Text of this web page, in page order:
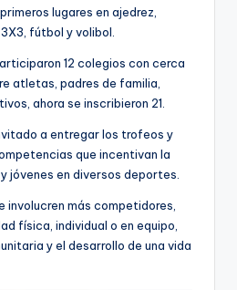
lugares en ajedrez,
fútbol y volibol.
12 colegios con cerca
atletas, padres de familia,
ahora se inscribieron 21.
a entregar los trofeos y
que incentivan la
jóvenes en diversos deportes.
involucren más competidores,
física, individual o en equipo,
y el desarrollo de una vida